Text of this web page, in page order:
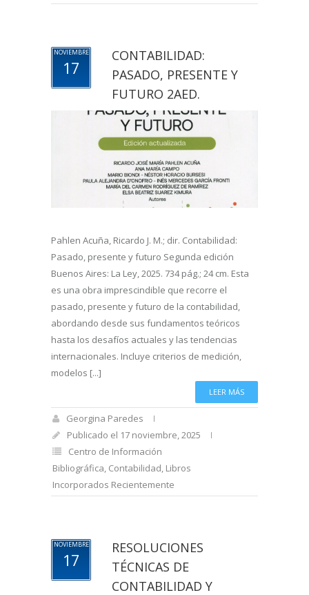
NOVIEMBRE
17
CONTABILIDAD:
PASADO, PRESENTE Y
FUTURO 2AED.
Pahlen Acuña, Ricardo J. M.; dir. Contabilidad:
Pasado, presente y futuro Segunda edición
Buenos Aires: La Ley, 2025. 734 pág.; 24 cm. Esta
es una obra imprescindible que recorre el
pasado, presente y futuro de la contabilidad,
abordando desde sus fundamentos teóricos
hasta los desafíos actuales y las tendencias
internacionales. Incluye criterios de medición,
modelos [...]
LEER MÁS
Georgina Paredes
Publicado el 17 noviembre, 2025
Centro de Información
Bibliográfica, Contabilidad, Libros
Incorporados Recientemente
NOVIEMBRE
17
RESOLUCIONES
TÉCNICAS DE
CONTABILIDAD Y